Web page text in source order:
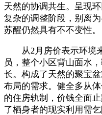
天然的协调共生。呈现
复杂的调整阶段，别离
苏醒仍然具有不不变性。
从2月房价表示环境来
员，整个小区背山面水
长。构成了天然的聚宝
布局的需求。健全多从
的住房轨制，价钱全面
了栖身者的现实利用需